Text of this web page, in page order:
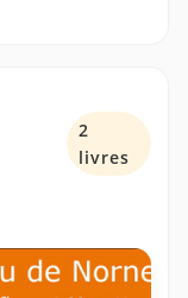
2
livres